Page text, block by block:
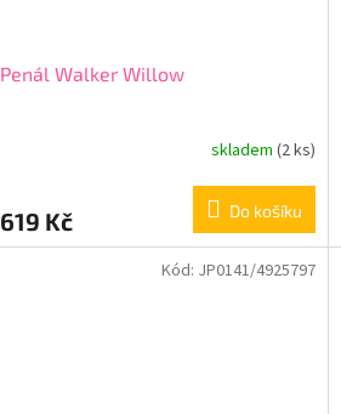
Penál Walker Willow
skladem (2 ks)
619 Kč Do košíku
Kód: JP0141/4925797